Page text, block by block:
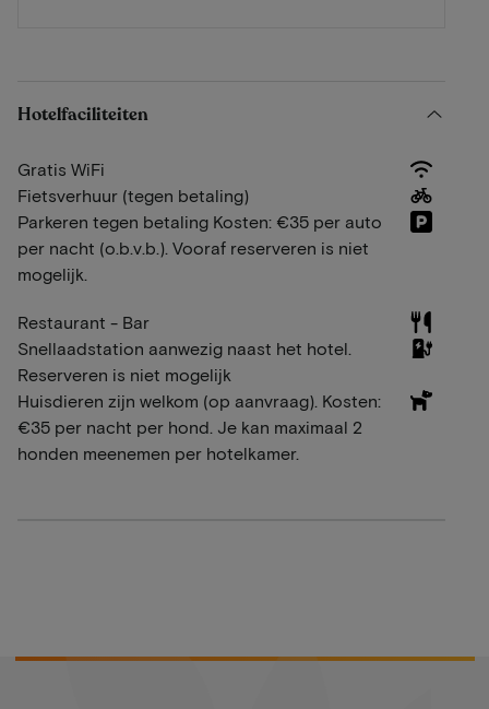
Hotelfaciliteiten
Gratis WiFi
Fietsverhuur (tegen betaling)
Parkeren tegen betaling Kosten: €35 per auto
per nacht (o.b.v.b.). Vooraf reserveren is niet
mogelijk.
Restaurant - Bar
Snellaadstation aanwezig naast het hotel.
Reserveren is niet mogelijk
Huisdieren zijn welkom (op aanvraag). Kosten:
€35 per nacht per hond. Je kan maximaal 2
honden meenemen per hotelkamer.